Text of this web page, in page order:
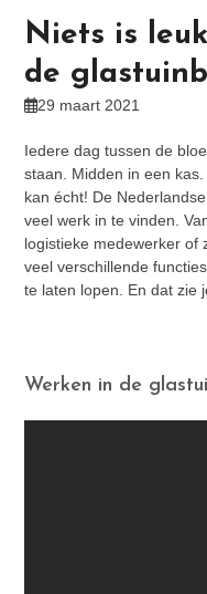
Niets is
de
29 maart 2021
Iedere dag tussen de
staan. Midden in een
kan écht! De
veel werk in te vinden.
logistieke medewerker of
veel verschillende
te laten lopen. En dat zie
Werken in de